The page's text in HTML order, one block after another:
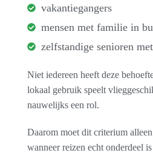
vakantiegangers
mensen met familie in
zelfstandige senioren
Niet iedereen heeft deze
lokaal gebruik speelt
nauwelijks een rol.
Daarom moet dit criterium
wanneer reizen echt onderdeel